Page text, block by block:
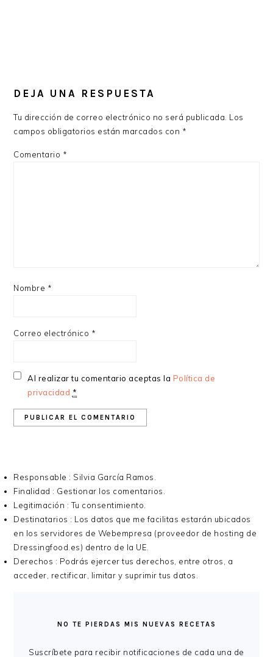
DEJA UNA RESPUESTA
Tu dirección de correo electrónico no será publicada. Los
campos obligatorios están marcados con *
Comentario *
Nombre *
Correo electrónico *
Al realizar tu comentario aceptas la Política de
privacidad *
Responsable : Silvia García Ramos.
Finalidad : Gestionar los comentarios.
Legitimación : Tu consentimiento.
Destinatarios : Los datos que me facilitas estarán ubicados
en los servidores de Webempresa (proveedor de hosting de
Dressingfood.es) dentro de la UE.
Derechos : Podrás ejercer tus derechos, entre otros, a
acceder, rectificar, limitar y suprimir tus datos.
PRINCIPALNO TE PIERDAS MIS NUEVAS RECETAS
Suscríbete para recibir notificaciones de cada una de